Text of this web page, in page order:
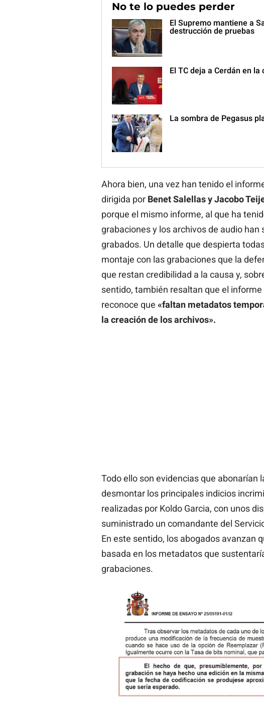
No te lo puedes perder
El Supremo mantiene a
destrucción de pruebas
El TC deja a Cerdán en la
La sombra de Pegasus
Ahora bien, una vez han tenido el
dirigida por Benet Salellas y Jacobo
porque el mismo informe, al que ha
grabaciones y los archivos de audio
grabados. Un detalle que despierta
montaje con las grabaciones que la
que restan credibilidad a la causa y,
sentido, también resaltan que el
reconoce que «faltan metadatos
la creación de los archivos».
Todo ello son evidencias que abonarían
desmontar los principales indicios
realizadas por Koldo Garcia, con unos
suministrado un comandante del
En este sentido, los abogados avanzan
basada en los metadatos que
grabaciones.